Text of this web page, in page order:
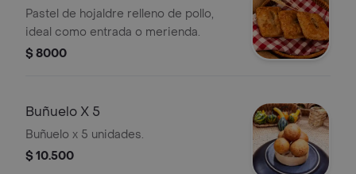
Pastel de hojaldre relleno de pollo,
ideal como entrada o merienda.
$ 8000
Buñuelo X 5
Buñuelo x 5 unidades.
$ 10.500